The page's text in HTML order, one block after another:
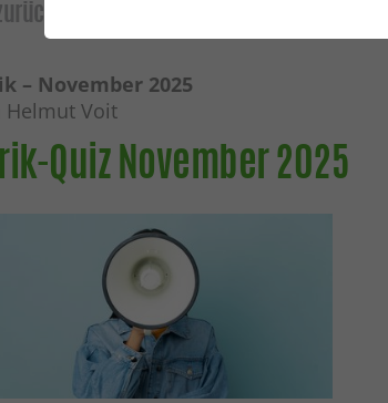
– November 2025
Helmut Voit
Quiz November 2025